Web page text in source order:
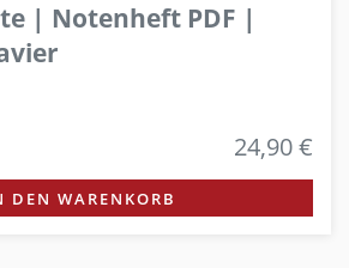
| Notenheft PDF |
24,90 €
DEN WARENKORB